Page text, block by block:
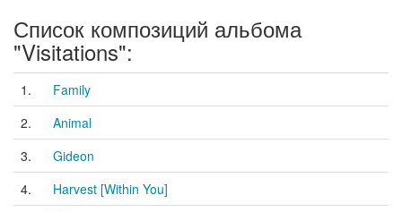
Список композиций альбома
"Visitations":
1.
Family
2.
Animal
3.
Gideon
4.
Harvest [Within You]